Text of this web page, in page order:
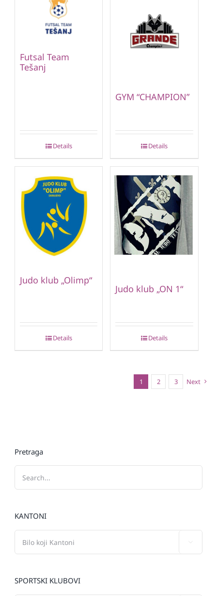
Futsal Team
Tešanj
Details
GYM “CHAMPION”
Details
Judo klub „Olimp“
Details
Judo klub „ON 1“
Details
1 2 3 Next
Pretraga
KANTONI
SPORTSKI KLUBOVI